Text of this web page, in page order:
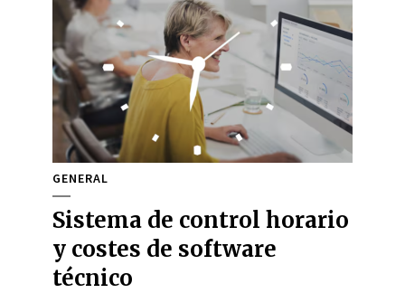
GENERAL
Sistema de control horario
y costes de software
técnico